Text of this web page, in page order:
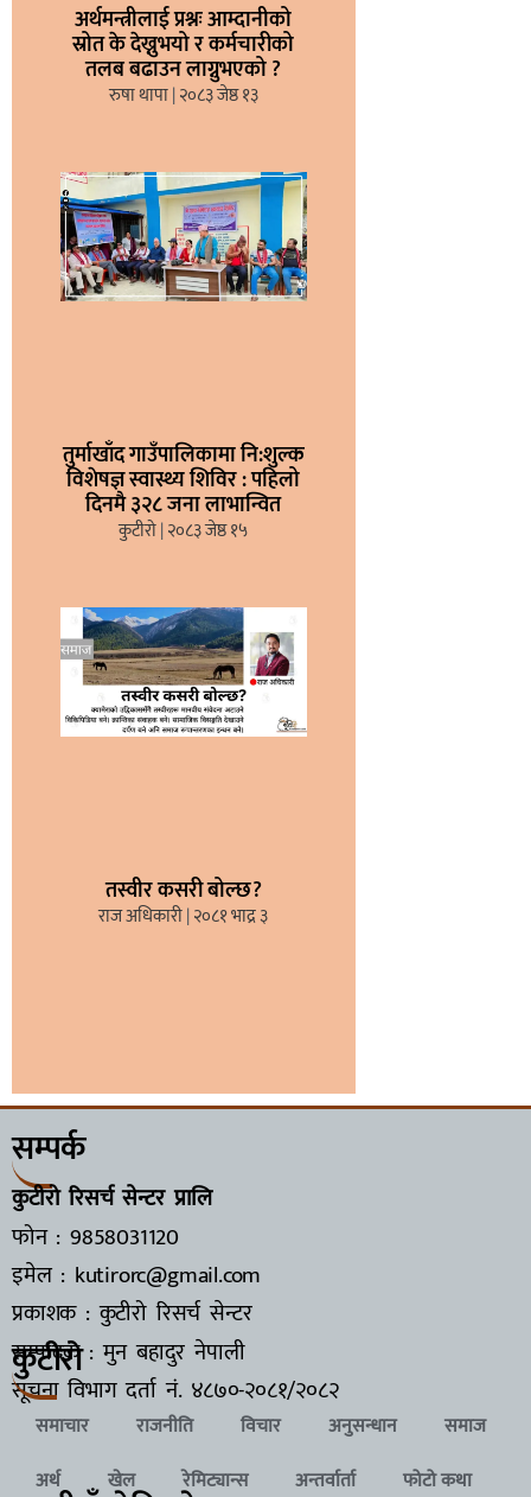
अर्थमन्त्रीलाई प्रश्नः आम्दानीको
स्रोत के देख्नुभयो र कर्मचारीको
तलब बढाउन लाग्नुभएको ?
रुषा थापा २०८३ जेष्ठ १३
तुर्माखाँद गाउँपालिकामा नि:शुल्क
विशेषज्ञ स्वास्थ्य शिविर : पहिलो
दिनमै ३२८ जना लाभान्वित
कुटीरो २०८३ जेष्ठ १५
तस्वीर कसरी बोल्छ?
राज अधिकारी २०८१ भाद्र ३
सम्पर्क
कुटीरो रिसर्च सेन्टर प्रालि
फोन : 9858031120
इमेल : kutirorc@gmail.com
प्रकाशक : कुटीरो रिसर्च सेन्टर
सम्पादक : मुन बहादुर नेपाली
सूचना विभाग दर्ता नं. ४८७०-२०८१/२०८२
कुटीरो
समाचार राजनीति विचार अनुसन्धान
समाज
अर्थ
खेल रेमिट्यान्स अन्तर्वार्ता फोटो कथा